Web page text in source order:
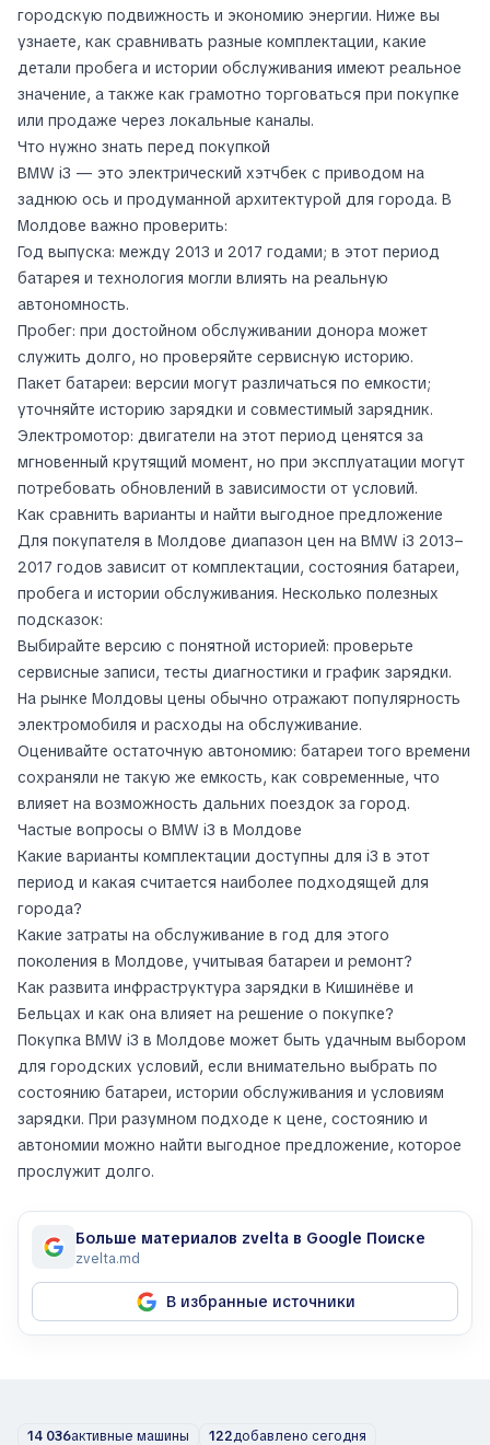
городскую подвижность и экономию энергии. Ниже вы
узнаете, как сравнивать разные комплектации, какие
детали пробега и истории обслуживания имеют реальное
значение, а также как грамотно торговаться при покупке
или продаже через локальные каналы.
Что нужно знать перед покупкой
BMW i3 — это электрический хэтчбек с приводом на
заднюю ось и продуманной архитектурой для города. В
Молдове важно проверить:
Год выпуска: между 2013 и 2017 годами; в этот период
батарея и технология могли влиять на реальную
автономность.
Пробег: при достойном обслуживании донора может
служить долго, но проверяйте сервисную историю.
Пакет батареи: версии могут различаться по емкости;
уточняйте историю зарядки и совместимый зарядник.
Электромотор: двигатели на этот период ценятся за
мгновенный крутящий момент, но при эксплуатации могут
потребовать обновлений в зависимости от условий.
Как сравнить варианты и найти выгодное предложение
Для покупателя в Молдове диапазон цен на BMW i3 2013–
2017 годов зависит от комплектации, состояния батареи,
пробега и истории обслуживания. Несколько полезных
подсказок:
Выбирайте версию с понятной историей: проверьте
сервисные записи, тесты диагностики и график зарядки.
На рынке Молдовы цены обычно отражают популярность
электромобиля и расходы на обслуживание.
Оценивайте остаточную автономию: батареи того времени
сохраняли не такую же емкость, как современные, что
влияет на возможность дальних поездок за город.
Частые вопросы о BMW i3 в Молдове
Какие варианты комплектации доступны для i3 в этот
период и какая считается наиболее подходящей для
города?
Какие затраты на обслуживание в год для этого
поколения в Молдове, учитывая батареи и ремонт?
Как развита инфраструктура зарядки в Кишинёве и
Бельцах и как она влияет на решение о покупке?
Покупка BMW i3 в Молдове может быть удачным выбором
для городских условий, если внимательно выбрать по
состоянию батареи, истории обслуживания и условиям
зарядки. При разумном подходе к цене, состоянию и
автономии можно найти выгодное предложение, которое
прослужит долго.
Больше материалов zvelta в Google Поиске
zvelta.md
В избранные источники
14 036активные машины 122добавлено сегодня